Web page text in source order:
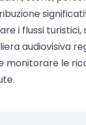
i flussi turistici,
audiovisiva
monitorare le